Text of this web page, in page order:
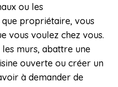
ou les
que propriétaire, vous
vous voulez chez vous.
murs, abattre une
ouverte ou créer un
à demander de